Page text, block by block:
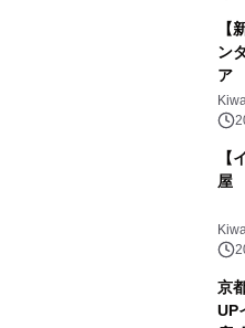
【
ン
ア
【
屋
京
UP